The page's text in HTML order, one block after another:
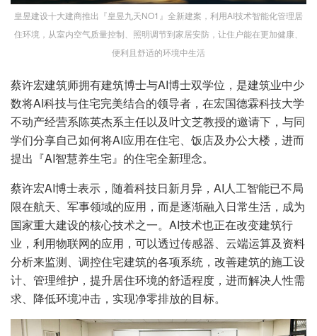
皇昱建设十大建商推出『皇昱九天NO1』全新建案，利用AI技术智能化管理居
住环境，从室内空气质量控制、照明调节到家居安防，让住户能在更加健康、
便利且舒适的环境中生活
蔡许宏建筑师拥有建筑博士与AI博士双学位，是建筑业中少
数将AI科技与住宅完美结合的领导者，在宏国德霖科技大学
不动产经营系陈英杰系主任以及叶文芝教授的邀请下，与同
学们分享自己如何将AI应用在住宅、饭店及办公大楼，进而
提出『AI智慧养生宅』的住宅全新理念。
蔡许宏AI博士表示，随着科技日新月异，AI人工智能已不局
限在航天、军事领域的应用，而是逐渐融入日常生活，成为
国家重大建设的核心技术之一。AI技术也正在改变建筑行
业，利用物联网的应用，可以透过传感器、云端运算及资料
分析来监测、调控住宅建筑的各项系统，改善建筑的施工设
计、管理维护，提升居住环境的舒适程度，进而解决人性需
求、降低环境冲击，实现净零排放的目标。